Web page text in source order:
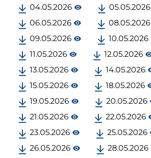
04.05.2026
05.05.2026
06.05.2026
08.05.2026
09.05.2026
10.05.2026
11.05.2026
12.05.2026
13.05.2026
14.05.2026
15.05.2026
18.05.2026
19.05.2026
20.05.2026
21.05.2026
22.05.2026
23.05.2026
25.05.2026
26.05.2026
28.05.2026